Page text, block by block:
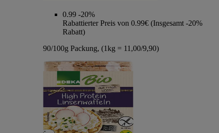
0.99 -20%
Rabattierter Preis von 0.99€ (Insgesamt -20%
Rabatt)
90/100g Packung, (1kg = 11,00/9,90)